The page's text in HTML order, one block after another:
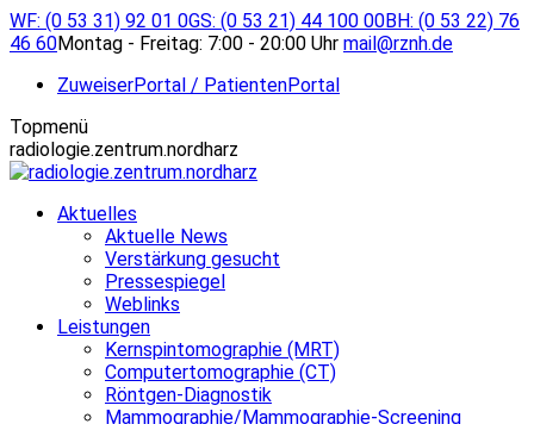
Zum
Inhalt
WF: (0 53 31) 92 01 0GS: (0 53 21) 44 100 00BH: (0 53 22) 76
46 60Montag - Freitag: 7:00 - 20:00 Uhr mail@rznh.de
ZuweiserPortal / PatientenPortal
Topmenü
radiologie.zentrum.nordharz
Aktuelles
Aktuelle News
Verstärkung gesucht
Pressespiegel
Weblinks
Leistungen
Kernspintomographie (MRT)
Computertomographie (CT)
Röntgen-Diagnostik
Mammographie/Mammographie-Screening